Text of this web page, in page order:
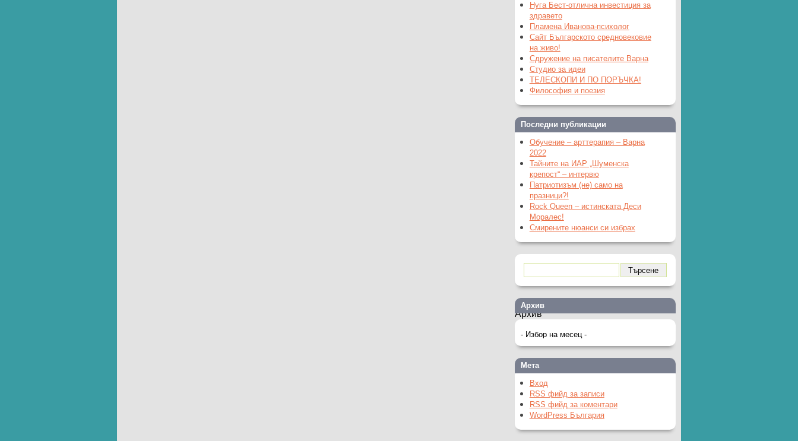
Нуга Бест-отлична инвестиция за
здравето
Пламена Иванова-психолог
Сайт Българското средновековие
на живо!
Сдружение на писателите Варна
Студио за идеи
ТЕЛЕСКОПИ И ПО ПОРЪЧКА!
Философия и поезия
Последни публикации
Обучение – арттерапия – Варна
2022
Тайните на ИАР „Шуменска
крепост“ – интервю
Патриотизъм (не) само на
празници?!
Rock Queen – истинската Деси
Моралес!
Смирените нюанси си избрах
Архив
Архив
Мета
Вход
RSS фийд за записи
RSS фийд за коментари
WordPress България